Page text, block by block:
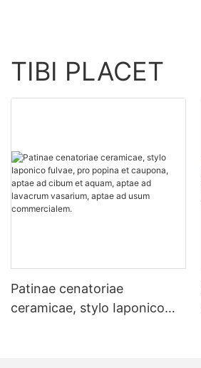
TIBI PLACET
Patinae cenatoriae
ceramicae, stylo Iaponico